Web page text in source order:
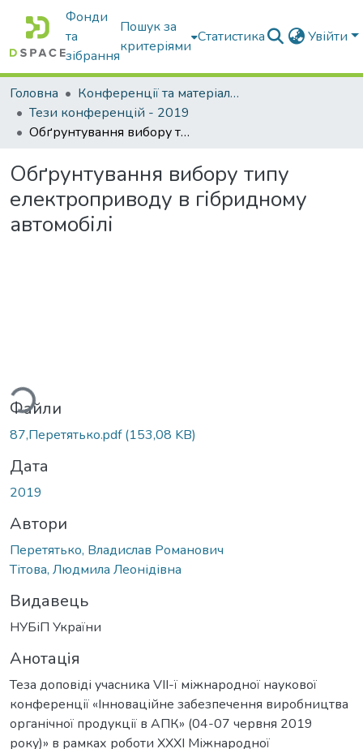
Фонди
та
зібрання
Пошук за
критеріями
Статистика Увійти
Головна
Конференції та матеріали конференцій
Тези конференцій - 2019
Обґрунтування вибору типу електроприводу в гібридному автомобілі
Обґрунтування вибору типу
електроприводу в гібридному
автомобілі
Файли
87,Перетятько.pdf(153,08 KB)
Дата
2019
Автори
Перетятько, Владислав Романович
Тітова, Людмила Леонідівна
Видавець
НУБіП України
Анотація
Теза доповіді учасника VІІ-ї міжнародної наукової
конференції «Інноваційне забезпечення виробництва
органічної продукції в АПК» (04-07 червня 2019
року)» в рамках роботи XXXI Міжнародної